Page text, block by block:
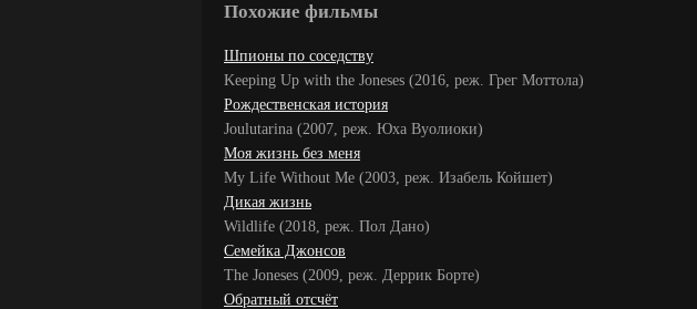
Похожие фильмы
Шпионы по соседству
Keeping Up with the Joneses (2016, реж. Грег Моттола)
Рождественская история
Joulutarina (2007, реж. Юха Вуолиоки)
Моя жизнь без меня
My Life Without Me (2003, реж. Изабель Койшет)
Дикая жизнь
Wildlife (2018, реж. Пол Дано)
Семейка Джонсов
The Joneses (2009, реж. Деррик Борте)
Обратный отсчёт